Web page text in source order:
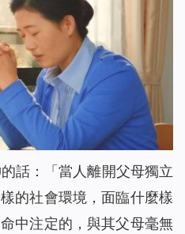
話：「當人離開父母獨立
的社會環境，面臨什麼樣
中注定的，與其父母毫無